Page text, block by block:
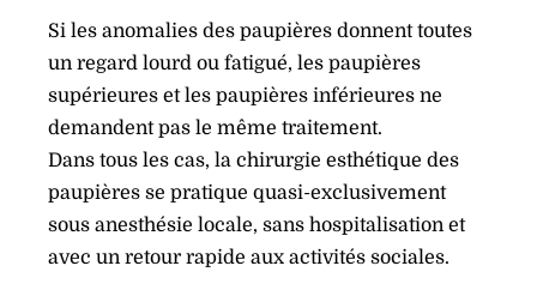
Si les anomalies des paupières donnent toutes
un regard lourd ou fatigué, les paupières
supérieures et les paupières inférieures ne
demandent pas le même traitement.
Dans tous les cas, la chirurgie esthétique des
paupières se pratique quasi-exclusivement
sous anesthésie locale, sans hospitalisation et
avec un retour rapide aux activités sociales.